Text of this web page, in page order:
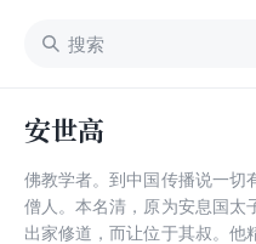
安世高
佛教学者。到中国传播说一切
僧人。本名清，原为安息国太
出家修道，而让位于其叔。他